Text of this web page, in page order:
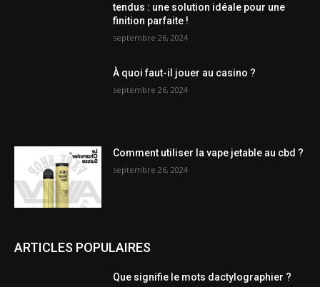
tendus : une solution idéale pour une
finition parfaite !
septembre 26, 2024
À quoi faut-il jouer au casino ?
septembre 26, 2024
Comment utiliser la vape jetable au cbd ?
septembre 26, 2024
ARTICLES POPULAIRES
Que signifie le mots dactylographier ?